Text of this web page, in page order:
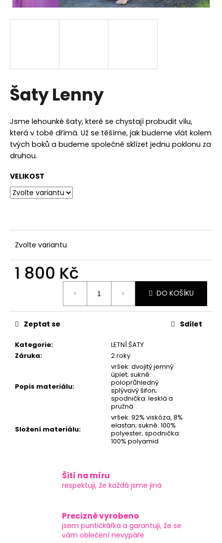
Šaty Lenny
Jsme lehounké šaty, které se chystají probudit vílu,
která v tobě dřímá. Už se těšíme, jak budeme vlát kolem
tvých boků a budeme společně sklízet jednu poklonu za
druhou.
VELIKOST
Zvolte variantu
1 800 Kč
DO KOŠÍKU
Kategorie:
LETNÍ ŠATY
Záruka: 2 roky
Popis materiálu:
vršek: dvojitý jemný
úplet; sukně:
poloprůhledný
splývavý šifon;
spodnička: lesklá a
pružná
Složení materiálu:
vršek: 92% viskóza, 8%
elastan; sukně: 100%
polyester; spodnička:
100% polyamid
Zeptat se Sdílet
Šití na míru
respektuji, že každá jsme jiná
Precizně vyrobeno
jsem puntičkářka a garantuji, že se
vám oblečení nevypáře
a
j
?
D
p
o
r
e
m